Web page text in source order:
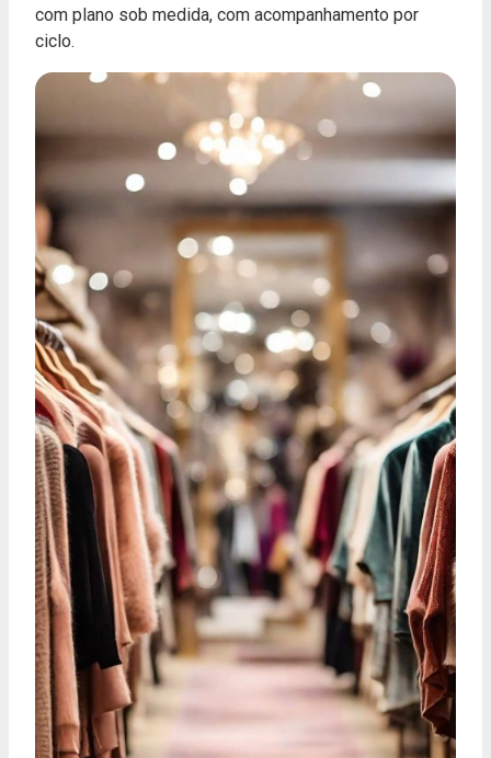
com plano sob medida, com acompanhamento por
ciclo.